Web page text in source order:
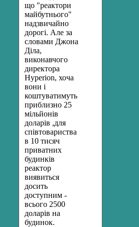
що "реактори
майбутнього"
надзвичайно
дорогі. Але за
словами Джона
Діла,
виконавчого
директора
Hyperion, хоча
вони і
коштуватимуть
приблизно 25
мільйонів
доларів ,для
співтовариства
в 10 тисяч
приватних
будинків
реактор
виявиться
досить
доступним -
всього 2500
доларів на
будинок.